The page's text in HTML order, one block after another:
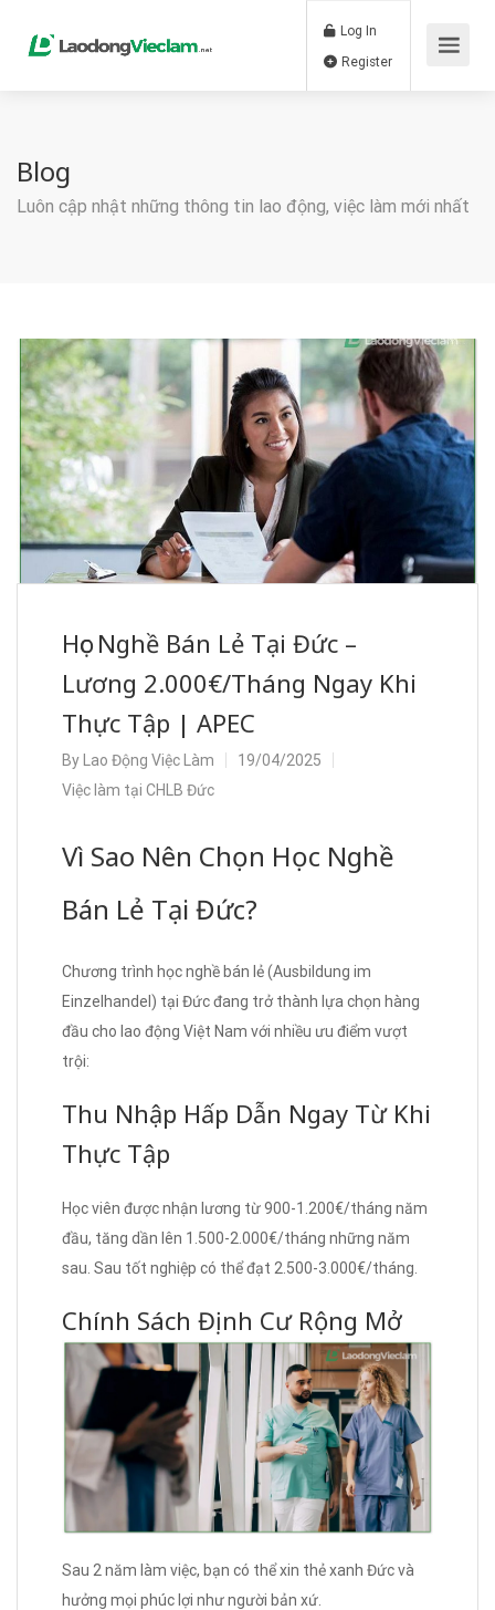
Log In
Blog
Luôn cập nhật những thông tin lao động, việc làm mới nhất
Học Nghề Bán Lẻ Tại Đức –
Lương 2.000€/Tháng Ngay Khi
Thực Tập | APEC
By Lao Động Việc Làm
19/04/2025
Việc làm tại CHLB Đức
Vì Sao Nên Chọn Học Nghề
Bán Lẻ Tại Đức?
Chương trình học nghề bán lẻ (Ausbildung im
Einzelhandel) tại Đức đang trở thành lựa chọn hàng
đầu cho lao động Việt Nam với nhiều ưu điểm vượt
trội:
Thu Nhập Hấp Dẫn Ngay Từ Khi
Thực Tập
Học viên được nhận lương từ 900-1.200€/tháng năm
đầu, tăng dần lên 1.500-2.000€/tháng những năm
sau. Sau tốt nghiệp có thể đạt 2.500-3.000€/tháng.
Chính Sách Định Cư Rộng Mở
Sau 2 năm làm việc, bạn có thể xin thẻ xanh Đức và
hưởng mọi phúc lợi như người bản xứ.